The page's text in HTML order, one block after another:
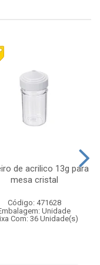
de acrilico 13g para
mesa cristal
Código: 471628
Unidade
Com: 36 Unidade(s)